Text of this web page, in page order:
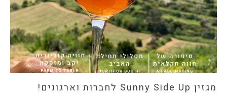
מגזין Sunny Side Up לחברות וארגונים!